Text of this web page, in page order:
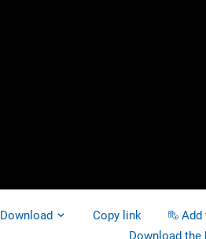
Download Copy link Add
Download